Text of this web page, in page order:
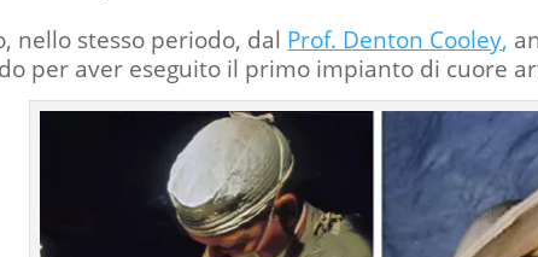
nello stesso periodo, dal Prof. Denton Cooley,
per aver eseguito il primo impianto di cuore